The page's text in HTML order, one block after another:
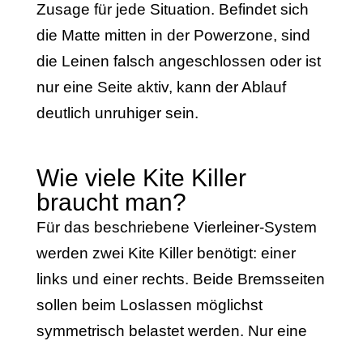
Zusage für jede Situation. Befindet sich
die Matte mitten in der Powerzone, sind
die Leinen falsch angeschlossen oder ist
nur eine Seite aktiv, kann der Ablauf
deutlich unruhiger sein.
Wie viele Kite Killer
braucht man?
Für das beschriebene Vierleiner-System
werden zwei Kite Killer benötigt: einer
links und einer rechts. Beide Bremsseiten
sollen beim Loslassen möglichst
symmetrisch belastet werden. Nur eine